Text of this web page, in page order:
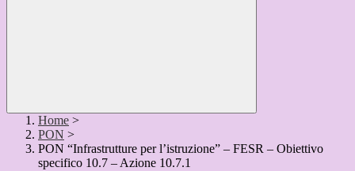
Home >
PON >
PON “Infrastrutture per l’istruzione” – FESR – Obiettivo
specifico 10.7 – Azione 10.7.1